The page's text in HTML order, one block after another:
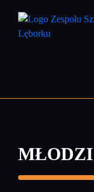
treści